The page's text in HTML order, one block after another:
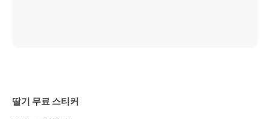
딸기 무료 스티커